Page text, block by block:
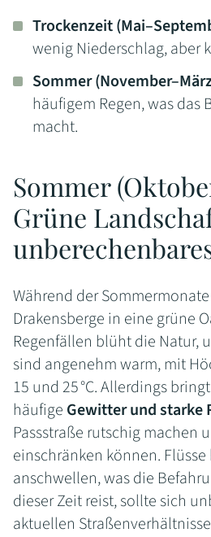
Trockenzeit
wenig Niederschlag, aber
Sommer
häufigem Regen, was das
macht.
Sommer
Grüne
Während der
Drakensberge in eine grüne
Regenfällen blüht die Natur,
sind angenehm warm, mit
15 und 25 °C. Allerdings
häufige Gewitter und starke
Passstraße rutschig machen
einschränken können.
anschwellen, was die
dieser Zeit reist, sollte sich
aktuellen